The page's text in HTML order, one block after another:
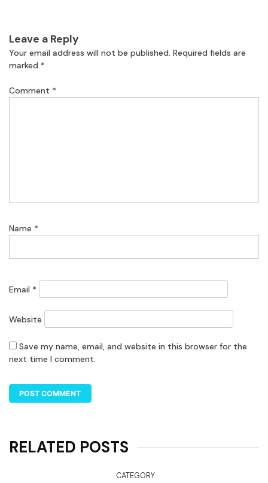
Leave a Reply
Your email address will not be published. Required fields are
marked *
Comment *
Name *
Email *
Website
Save my name, email, and website in this browser for the
next time I comment.
RELATED POSTS
CATEGORY